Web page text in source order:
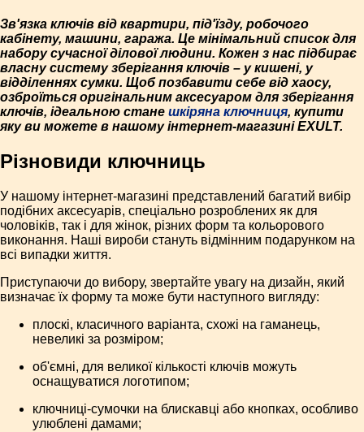
Зв'язка ключів від квартири, під'їзду, робочого
кабінету, машини, гаража. Це мінімальний список для
набору сучасної ділової людини. Кожен з нас підбирає
власну систему зберігання ключів – у кишені, у
відділеннях сумки. Щоб позбавити себе від хаосу,
озброїться оригінальним аксесуаром для зберігання
ключів, ідеальною стане шкіряна ключниця, купити
яку ви можете в нашому інтернет-магазині EXULT.
Різновиди ключниць
У нашому інтернет-магазині представлений багатий вибір
подібних аксесуарів, спеціально розроблених як для
чоловіків, так і для жінок, різних форм та кольорового
виконання. Наші вироби стануть відмінним подарунком на
всі випадки життя.
Приступаючи до вибору, звертайте увагу на дизайн, який
визначає їх форму та може бути наступного вигляду:
плоскі, класичного варіанта, схожі на гаманець,
невеликі за розміром;
об'ємні, для великої кількості ключів можуть
оснащуватися логотипом;
ключниці-сумочки на блискавці або кнопках, особливо
улюблені дамами;